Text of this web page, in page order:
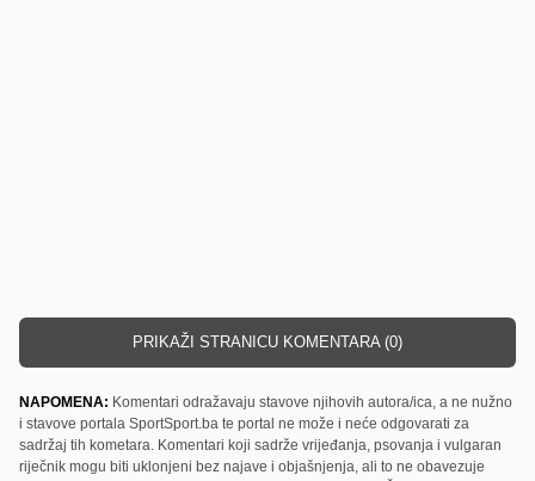
PRIKAŽI STRANICU KOMENTARA (0)
NAPOMENA: Komentari odražavaju stavove njihovih autora/ica, a ne nužno
i stavove portala SportSport.ba te portal ne može i neće odgovarati za
sadržaj tih kometara. Komentari koji sadrže vrijeđanja, psovanja i vulgaran
riječnik mogu biti uklonjeni bez najave i objašnjenja, ali to ne obavezuje